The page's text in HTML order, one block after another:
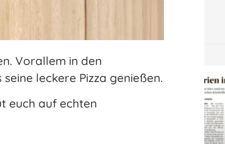
Vorallem in den
leckere Pizza genießen.
euch auf echten